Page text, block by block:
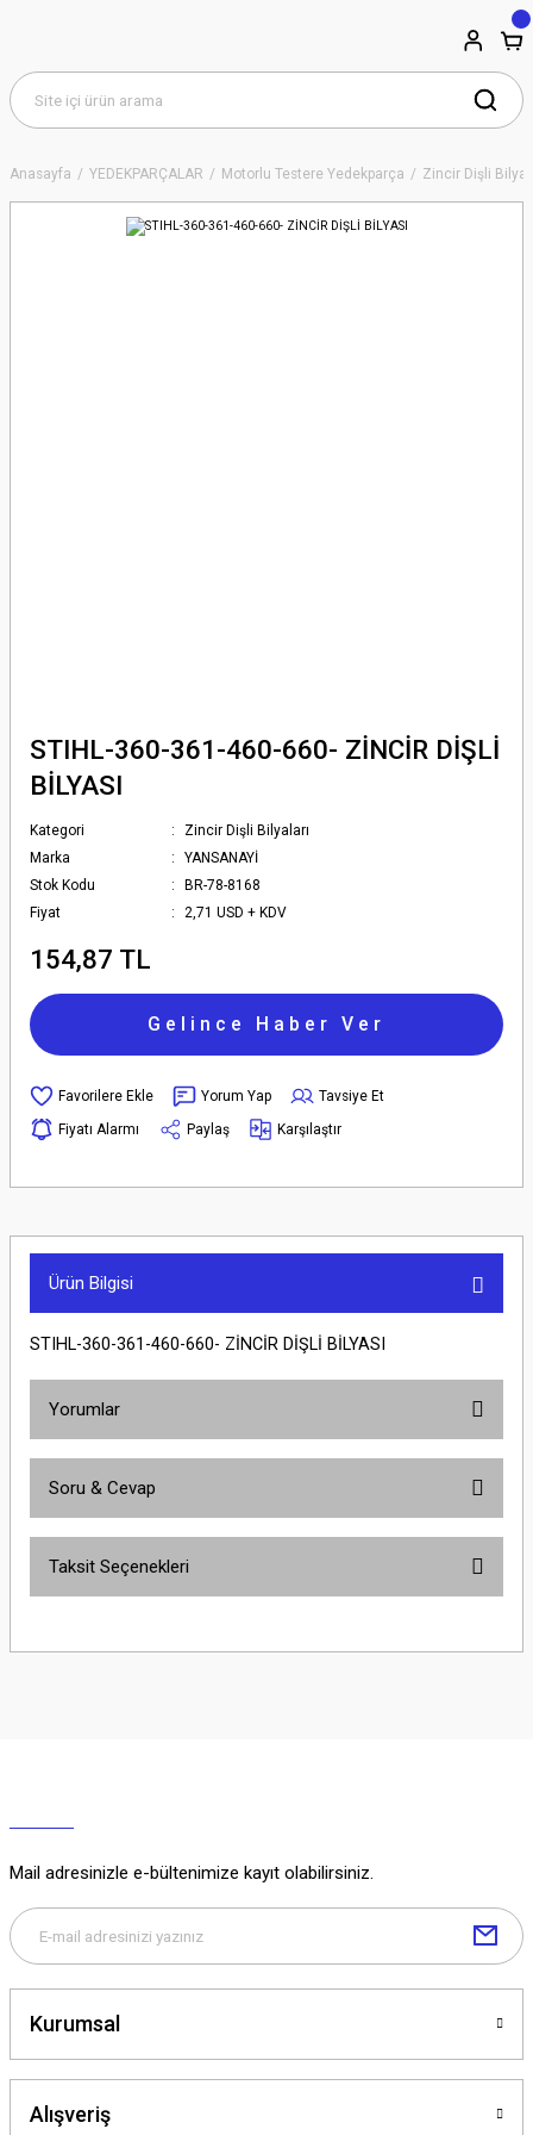
Anasayfa YEDEKPARÇALAR Motorlu Testere Yedekparça Zincir Dişli
STIHL-360-361-460-660- ZİNCİR DİŞLİ
BİLYASI
Kategori
Zincir Dişli Bilyaları
Marka
YANSANAYİ
Stok Kodu
BR-78-8168
Fiyat
2,71 USD + KDV
154,87 TL
Gelince Haber Ver
Yorum Yap
Tavsiye Et
Fiyatı Alarmı
Paylaş Karşılaştır
Ürün Bilgisi
STIHL-360-361-460-660- ZİNCİR DİŞLİ BİLYASI
Yorumlar
Soru & Cevap
Soru Sor
Taksit Seçenekleri
Mail adresinizle e-bültenimize kayıt olabilirsiniz.
Kurumsal
Alışveriş